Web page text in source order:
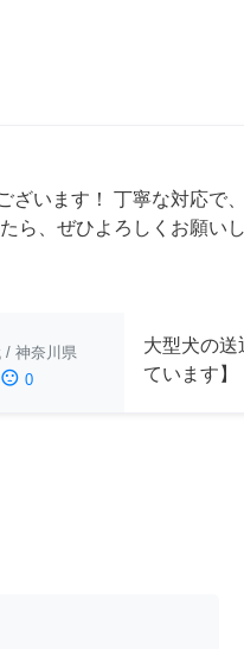
ざいます！ 丁寧な対応で
ら、ぜひよろしくお願い
/ 神奈川県
sentiment_dissatisfied 0
大型犬の送
ています】